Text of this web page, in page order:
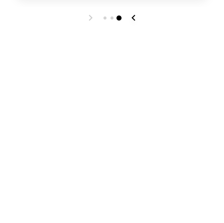
undefined El Tapeo Modern Spanish Kitchen